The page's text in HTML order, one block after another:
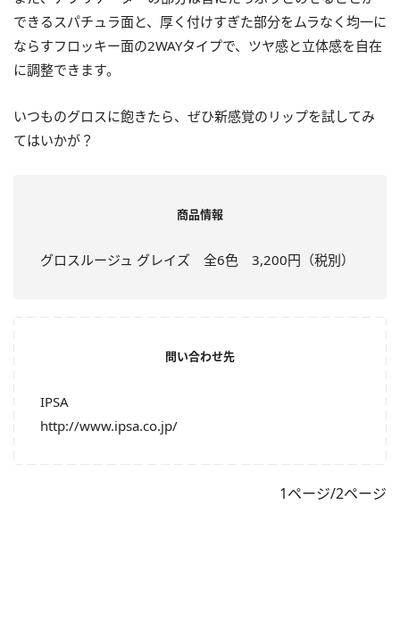
できるスパチュラ面と、厚く付けすぎた部分をムラなく均一に
ならすフロッキー面の2WAYタイプで、ツヤ感と立体感を自在
に調整できます。
いつものグロスに飽きたら、ぜひ新感覚のリップを試してみ
てはいかが？
商品情報
グロスルージュ グレイズ 全6色 3,200円（税別）
問い合わせ先
IPSA
http://www.ipsa.co.jp/
1ページ/2ページ